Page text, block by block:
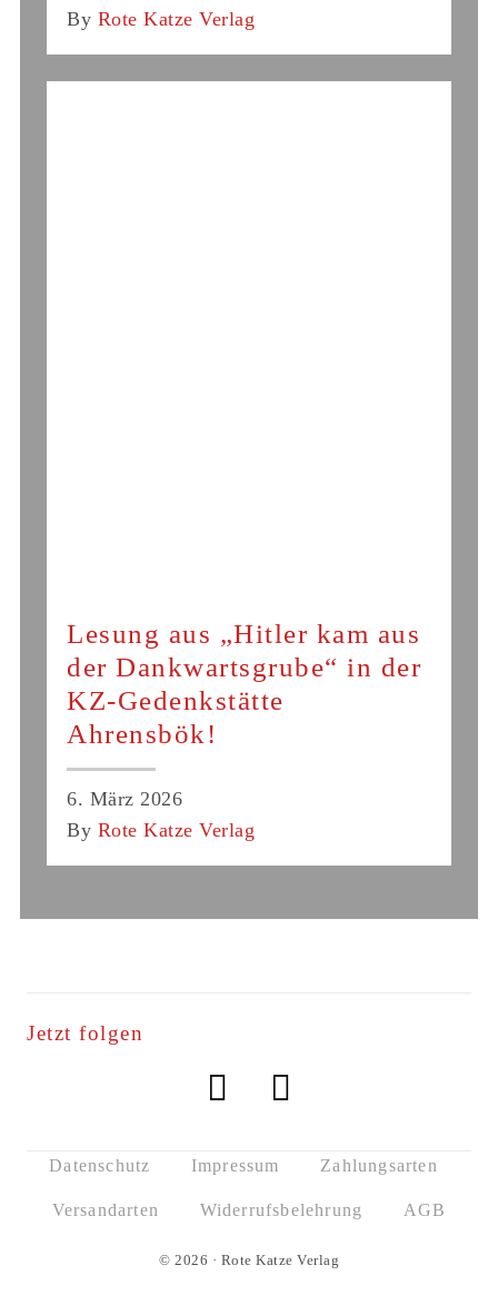
By Rote Katze Verlag
Lesung aus „Hitler kam aus
der Dankwartsgrube“ in der
KZ-Gedenkstätte
Ahrensbök!
6. März 2026
By Rote Katze Verlag
Jetzt folgen
Datenschutz Impressum Zahlungsarten
Versandarten Widerrufsbelehrung AGB
© 2026 · Rote Katze Verlag